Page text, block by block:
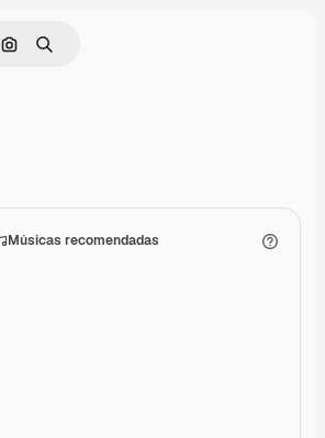
Pesquisar por imagem
Buscar
Músicas recomendadas